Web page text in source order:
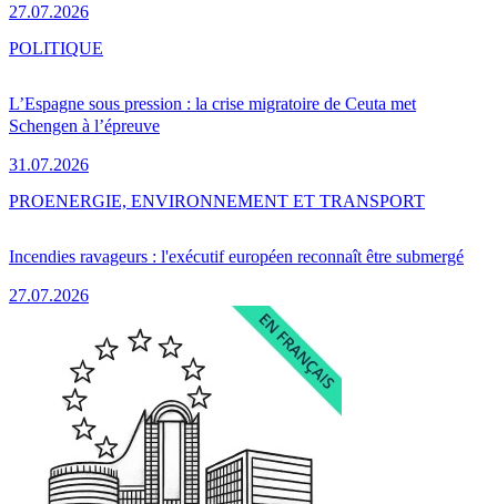
27.07.2026
L’Espagne sous pression : la crise migratoire de Ceuta met
Schengen à l’épreuve
31.07.2026
POLITIQUE
Incendies ravageurs : l'exécutif européen reconnaît être submergé
27.07.2026
PROENERGIE, ENVIRONNEMENT ET TRANSPORT